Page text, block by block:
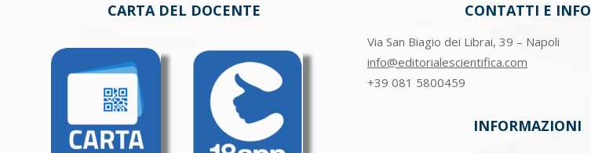
CARTA DEL DOCENTE CONTATTI E INFO
Via San Biagio dei Librai, 39 – Napoli
info@editorialescientifica.com
+39 081 5800459
INFORMAZIONI